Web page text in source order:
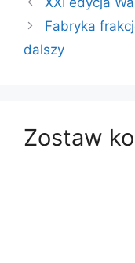
Fabryka
dalszy
Zostaw